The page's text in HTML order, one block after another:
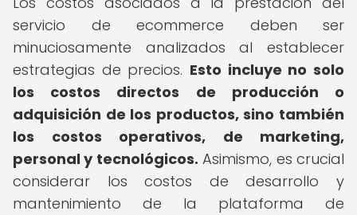
servicio de ecommerce deben ser
minuciosamente analizados al establecer
estrategias de precios. Esto incluye no solo
los costos directos de producción o
adquisición de los productos, sino también
los costos operativos, de marketing,
personal y tecnológicos. Asimismo, es crucial
considerar los costos de desarrollo y
mantenimiento de la plataforma de